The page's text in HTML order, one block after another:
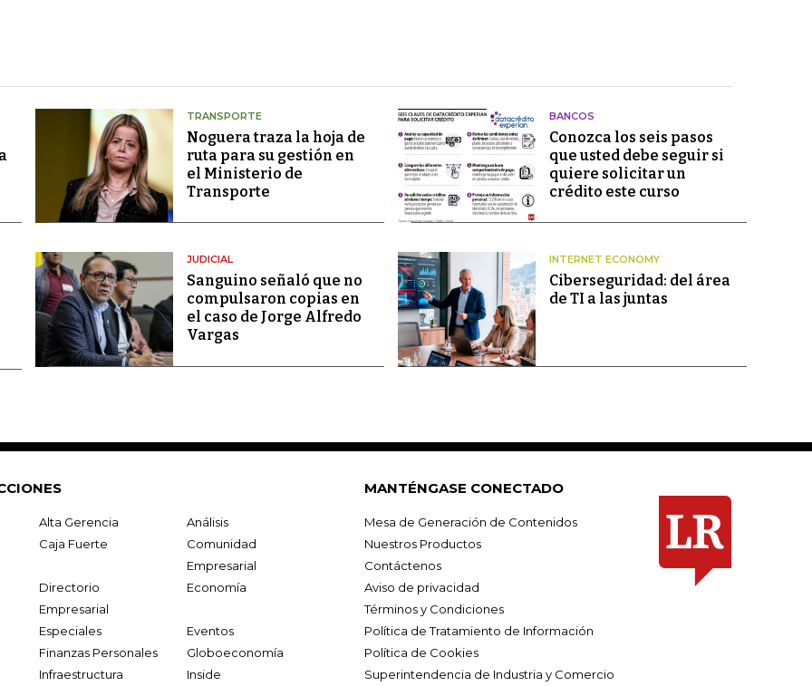
TRANSPORTE
Noguera traza la hoja de
ruta para su gestión en
el Ministerio de
Transporte
BANCOS
Conozca los seis pasos
que usted debe seguir si
quiere solicitar un
crédito este curso
JUDICIAL
Sanguino señaló que no
compulsaron copias en
el caso de Jorge Alfredo
Vargas
INTERNET ECONOMY
Ciberseguridad: del área
de TI a las juntas
Alta Gerencia
Análisis
Caja Fuerte
Comunidad
Empresarial
Directorio
Empresarial
Economía
Especiales
Eventos
Finanzas Personales
Globoeconomía
Infraestructura Inside
MANTÉNGASE CONECTADO
Mesa de Generación de Contenidos
Nuestros Productos
Contáctenos
Aviso de privacidad
Términos y Condiciones
Política de Tratamiento de Información
Política de Cookies
Superintendencia de Industria y Comercio